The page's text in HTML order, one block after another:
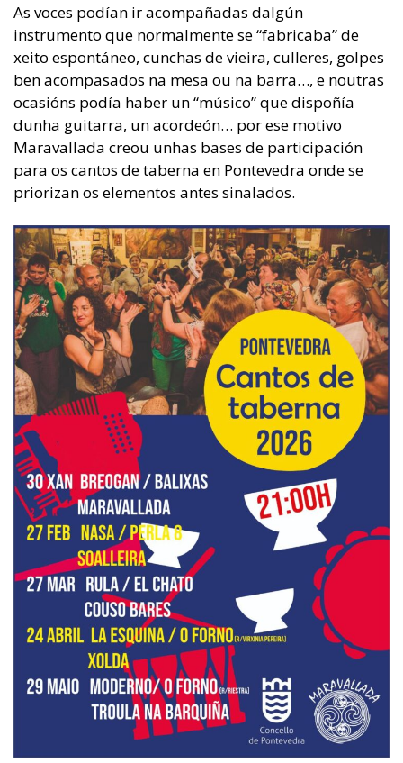
As voces podían ir acompañadas dalgún
instrumento que normalmente se “fabricaba” de
xeito espontáneo, cunchas de vieira, culleres, golpes
ben acompasados na mesa ou na barra…, e noutras
ocasións podía haber un “músico” que dispoñía
dunha guitarra, un acordeón… por ese motivo
Maravallada creou unhas bases de participación
para os cantos de taberna en Pontevedra onde se
priorizan os elementos antes sinalados.